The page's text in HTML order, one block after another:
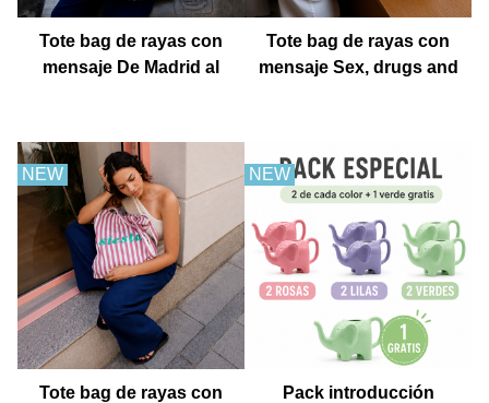
Tote bag de rayas con
mensaje De Madrid al
Tote bag de rayas con
mensaje Sex, drugs and
NEW
Tote bag de rayas con
NEW
Pack introducción